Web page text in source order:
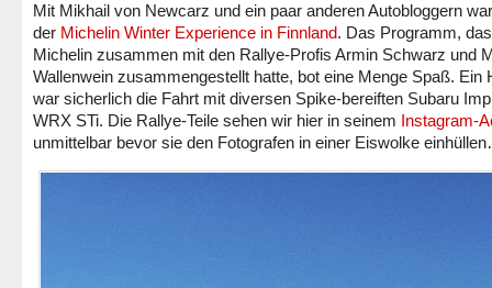
Mit Mikhail von Newcarz und ein paar anderen Autobloggern
der Michelin Winter Experience in Finnland. Das Programm, das
Michelin zusammen mit den Rallye-Profis Armin Schwarz und
Wallenwein zusammengestellt hatte, bot eine Menge Spaß. Ein
war sicherlich die Fahrt mit diversen Spike-bereiften Subaru
WRX STi. Die Rallye-Teile sehen wir hier in seinem Instagram-
unmittelbar bevor sie den Fotografen in einer Eiswolke